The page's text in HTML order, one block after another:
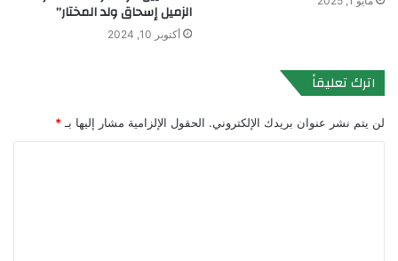
الزميل إسحاق ولد المختار”
أكتوبر 10, 2024
اترك تعليقاً
لن يتم نشر عنوان بريدك الإلكتروني. الحقول الإلزامية مشار إليها بـ *